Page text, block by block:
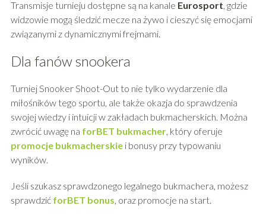
Transmisje turnieju dostępne są na kanale Eurosport , gdzie
widzowie mogą śledzić mecze na żywo i cieszyć się emocjami
związanymi z dynamicznymi frejmami.
Dla fanów snookera
Turniej Snooker Shoot-Out to nie tylko wydarzenie dla
miłośników tego sportu, ale także okazja do sprawdzenia
swojej wiedzy i intuicji w zakładach bukmacherskich. Można
zwrócić uwagę na forBET bukmacher, który oferuje
promocje bukmacherskiei bonusy przy typowaniu
wyników.
Jeśli szukasz sprawdzonego legalnego bukmachera, możesz
sprawdzić forBET bonus , oraz promocje na start.